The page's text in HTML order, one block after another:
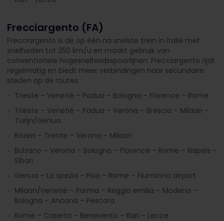
Frecciargento (FA)
Frecciargento is de op één na snelste trein in Italië met
snelheden tot 250 km/u en maakt gebruik van
conventionele hogesnelheidsspoorlijnen. Frecciargento rijdt
regelmatig en biedt meer verbindingen naar secundaire
steden op de routes:
Trieste – Venetië – Padua – Bologna – Florence – Rome
Trieste – Venetië – Padua – Verona – Brescia – Milaan –
Turijn/Genua
Bozen – Trente – Verona – Milaan
Bolzano – Verona – Bologna – Florence – Rome – Napels –
Sibari
Genua – La spezia – Pisa – Rome – Fiumicino airport
Milaan/Venetië – Parma – Reggio emilia – Modena –
Bologna – Ancona – Pescara
Rome – Caserta – Benevento – Bari – Lecce